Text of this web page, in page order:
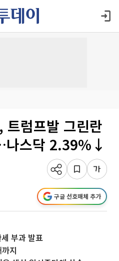
럼프발 그린란
나스닥 2.39%↓
구글 선호매체 추가
부과 발표
지